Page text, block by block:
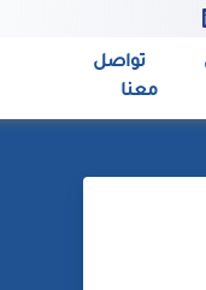
تواصل
معنا